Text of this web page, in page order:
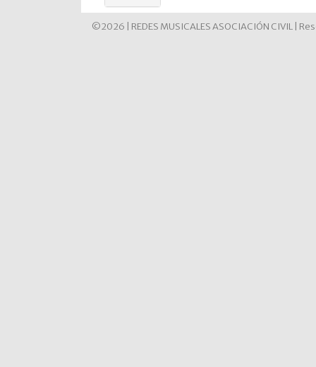
©2026 | REDES MUSICALES ASOCIACIÓN CIVIL |